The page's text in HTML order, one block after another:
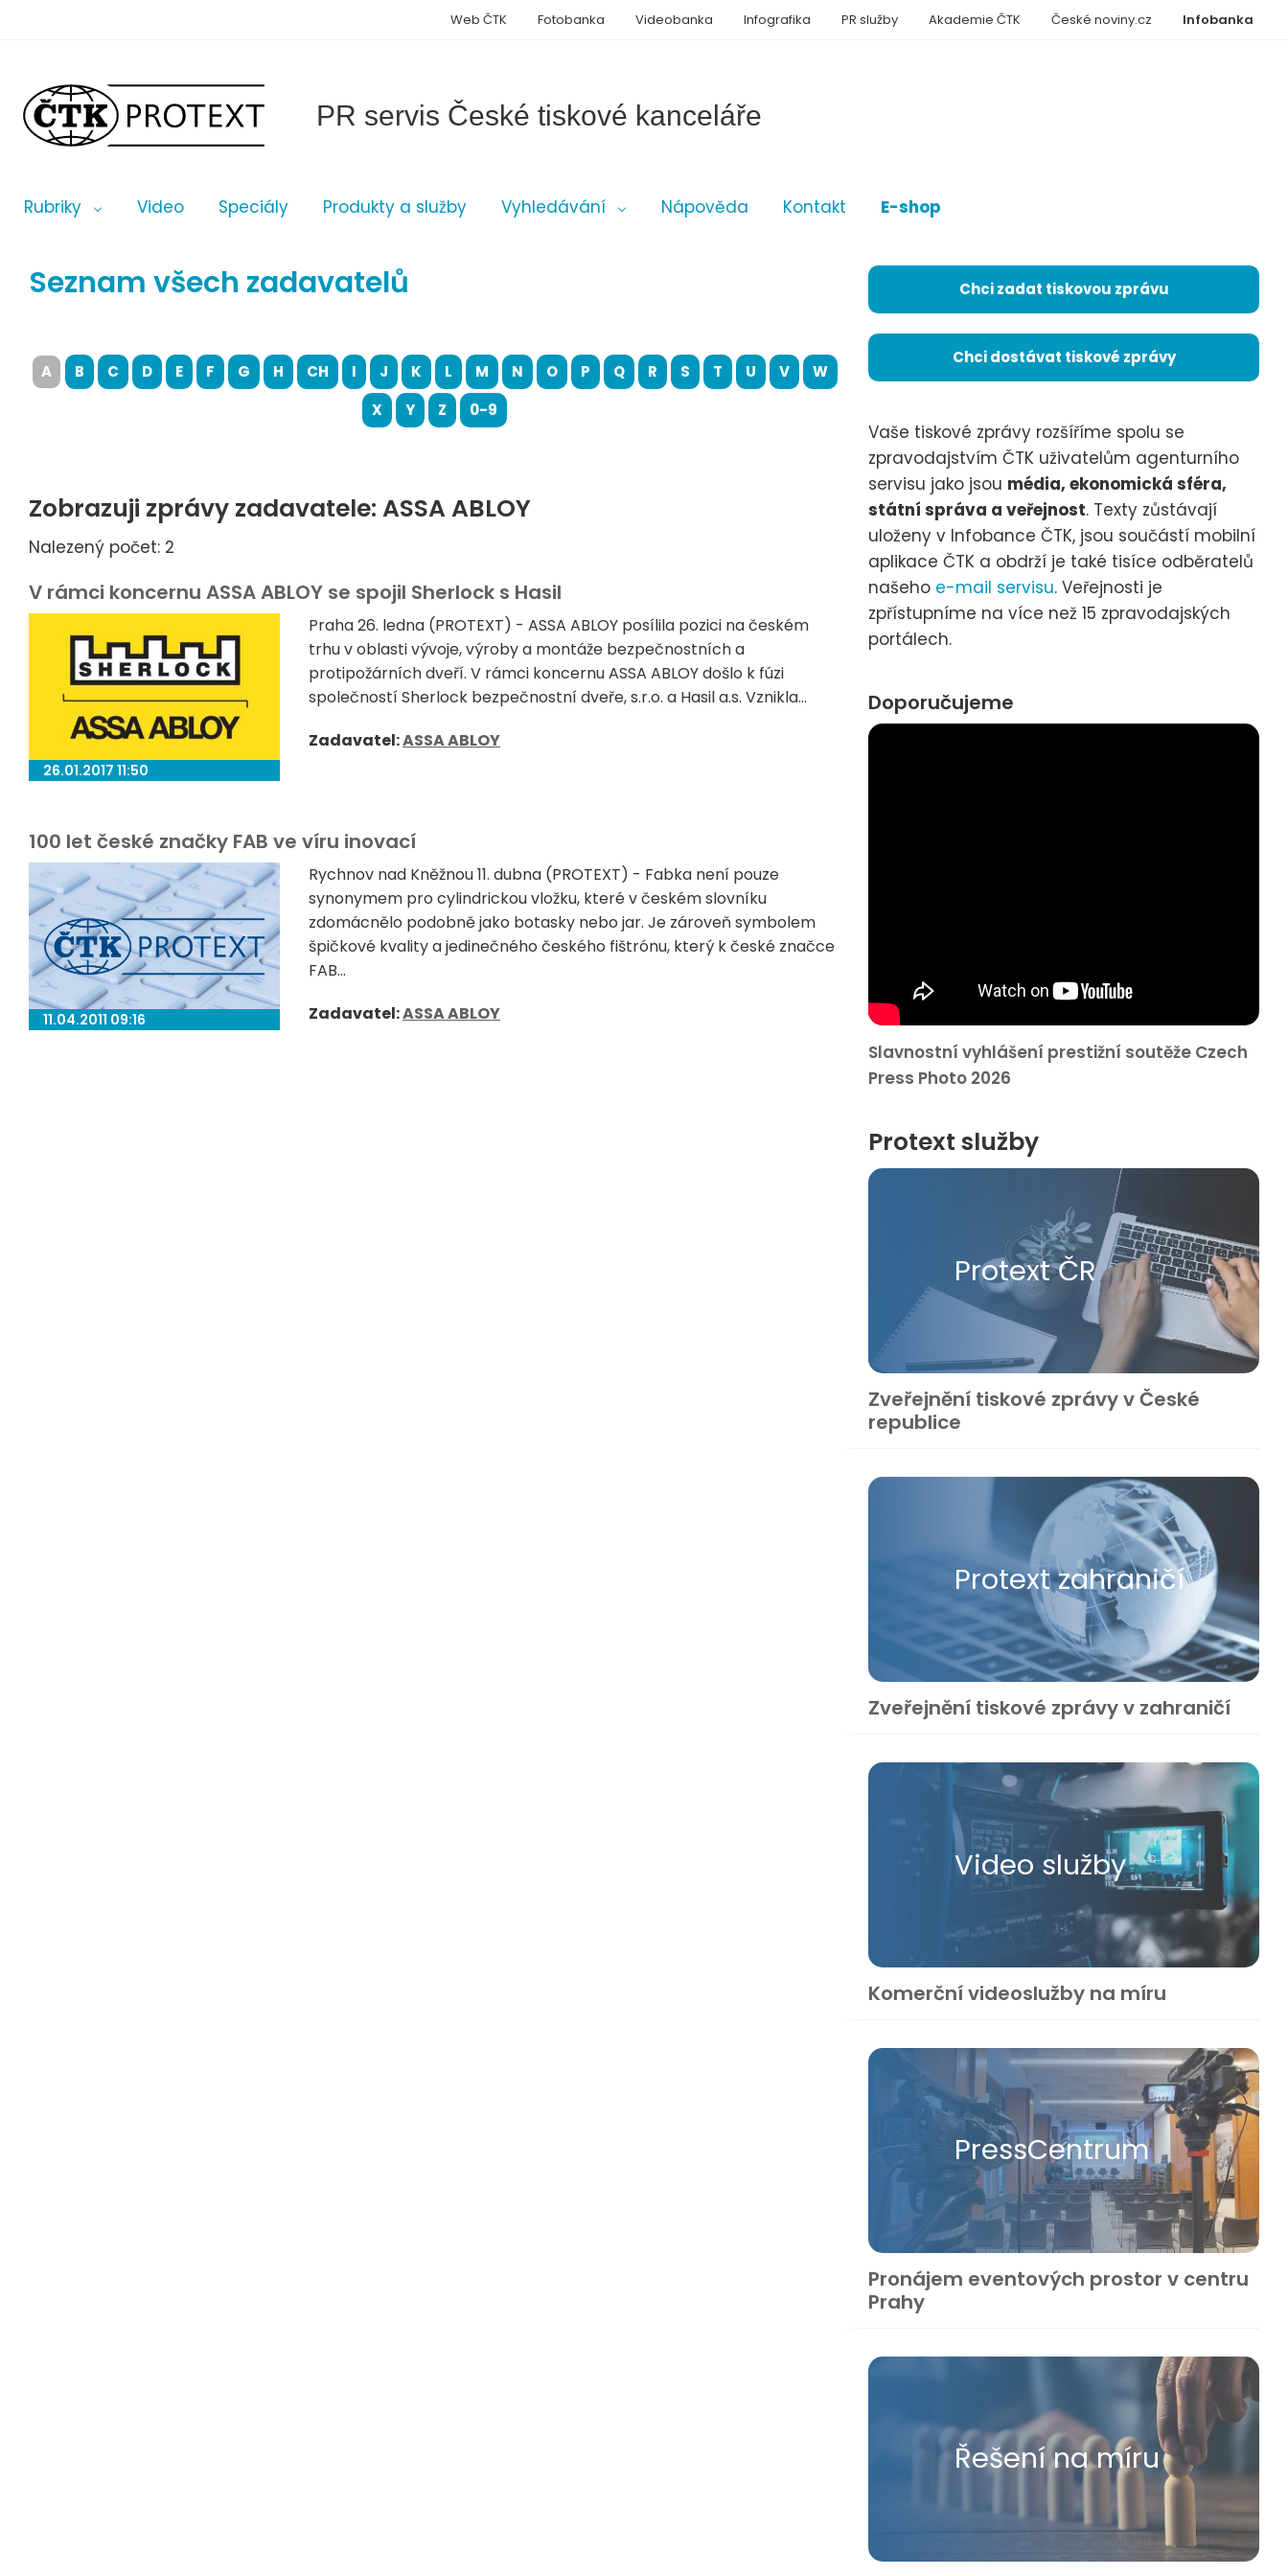
PR servis České tiskové kanceláře
Rubriky Video Speciály Produkty a služby Vyhledávání Nápověda Kontakt E-shop
Infobanka
Web ČTK Fotobanka Videobanka Infografika PR služby Akademie ČTK České noviny.cz
Seznam všech zadavatelů
A B C D E F G H CH I J K L M N O P Q R S T U V
W
X
Y Z 0-9
Zobrazuji zprávy zadavatele: ASSA ABLOY
Nalezený počet: 2
V rámci koncernu ASSA ABLOY se spojil Sherlock s Hasil
26.01.2017 11:50
Praha 26. ledna (PROTEXT) - ASSA ABLOY posílila pozici na českém
trhu v oblasti vývoje, výroby a montáže bezpečnostních a
protipožárních dveří. V rámci koncernu ASSA ABLOY došlo k fúzi
společností Sherlock bezpečnostní dveře, s.r.o. a Hasil a.s. Vznikla...
Zadavatel:ASSA ABLOY
100 let české značky FAB ve víru inovací
11.04.2011 09:16
Rychnov nad Kněžnou 11. dubna (PROTEXT) - Fabka není pouze
synonymem pro cylindrickou vložku, které v českém slovníku
zdomácnělo podobně jako botasky nebo jar. Je zároveň symbolem
špičkové kvality a jedinečného českého fištrónu, který k české značce
FAB...
Zadavatel:ASSA ABLOY
Chci zadat tiskovou zprávu
Chci dostávat tiskové zprávy
Vaše tiskové zprávy rozšíříme spolu se
zpravodajstvím ČTK uživatelům agenturního
servisu jako jsou média, ekonomická sféra,
státní správa a veřejnost. Texty zůstávají
uloženy v Infobance ČTK, jsou součástí mobilní
aplikace ČTK a obdrží je také tisíce odběratelů
našeho e-mail servisu. Veřejnosti je
zpřístupníme na více než 15 zpravodajských
portálech.
Doporučujeme
Slavnostní vyhlášení prestižní soutěže Czech
Press Photo 2026
Protext služby
Protext ČR
Zveřejnění tiskové zprávy v České
republice
Protext zahraničí
Zveřejnění tiskové zprávy v zahraničí
Video služby
Komerční videoslužby na míru
Press​Centrum
Pronájem eventových prostor v centru
Prahy
Řešení na míru